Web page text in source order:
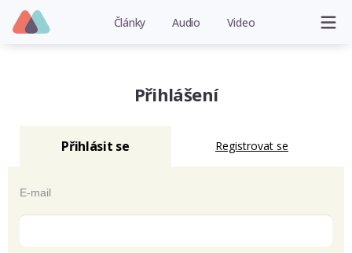
Články Audio Video
Přihlášení
Přihlásit se Registrovat se
E-mail